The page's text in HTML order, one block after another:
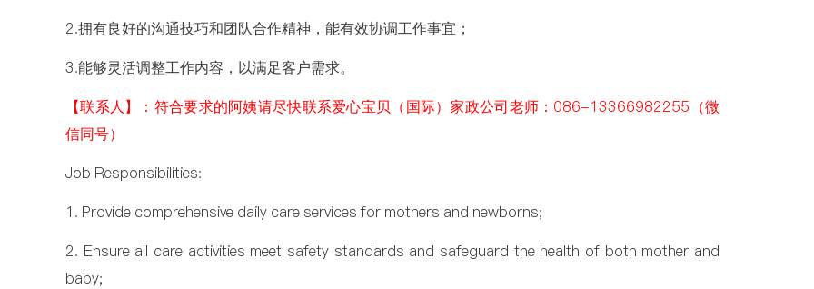
2.拥有良好的沟通技巧和团队合作精神，能有效协调工作事宜；
3.能够灵活调整工作内容，以满足客户需求。
【联系人】：符合要求的阿姨请尽快联系爱心宝贝（国际）家政公司老师：086-13366982255（微
信同号）
Job Responsibilities:
1. Provide comprehensive daily care services for mothers and newborns;
2. Ensure all care activities meet safety standards and safeguard the health of both mother and
baby;